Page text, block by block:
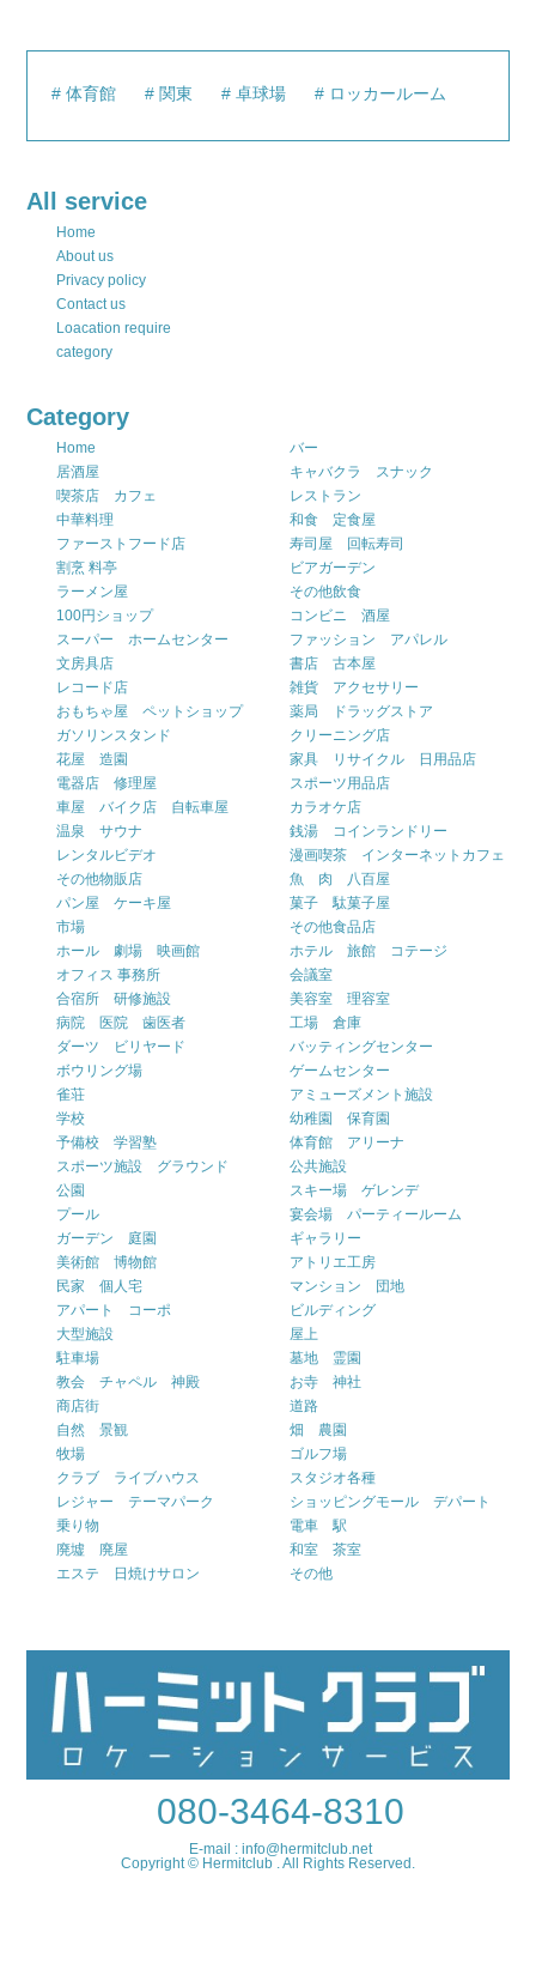
体育館 関東 卓球場 ロッカールーム
All service
Home
About us
Privacy policy
Contact us
Loacation require
category
Category
Home
バー
居酒屋
キャバクラ スナック
喫茶店 カフェ
レストラン
中華料理
和食 定食屋
ファーストフード店
寿司屋 回転寿司
割烹 料亭
ビアガーデン
ラーメン屋
その他飲食
100円ショップ
コンビニ 酒屋
スーパー ホームセンター
ファッション アパレル
文房具店
書店 古本屋
レコード店
雑貨 アクセサリー
おもちゃ屋 ペットショップ
薬局 ドラッグストア
ガソリンスタンド
クリーニング店
花屋 造園
家具 リサイクル 日用品店
電器店 修理屋
スポーツ用品店
車屋 バイク店 自転車屋
カラオケ店
温泉 サウナ
銭湯 コインランドリー
レンタルビデオ
漫画喫茶 インターネットカフェ
その他物販店
魚 肉 八百屋
パン屋 ケーキ屋
菓子 駄菓子屋
市場
その他食品店
ホール 劇場 映画館
ホテル 旅館 コテージ
オフィス 事務所
会議室
合宿所 研修施設
美容室 理容室
病院 医院 歯医者
工場 倉庫
ダーツ ビリヤード
バッティングセンター
ボウリング場
ゲームセンター
雀荘
アミューズメント施設
学校
幼稚園 保育園
予備校 学習塾
体育館 アリーナ
スポーツ施設 グラウンド
公共施設
公園
スキー場 ゲレンデ
プール
宴会場 パーティールーム
ガーデン 庭園
ギャラリー
美術館 博物館
アトリエ工房
民家 個人宅
マンション 団地
アパート コーポ
ビルディング
大型施設
屋上
駐車場
墓地 霊園
教会 チャペル 神殿
お寺 神社
商店街
道路
自然 景観
畑 農園
牧場
ゴルフ場
クラブ ライブハウス
スタジオ各種
レジャー テーマパーク
ショッピングモール デパート
乗り物
電車 駅
廃墟 廃屋
和室 茶室
エステ 日焼けサロン
その他
080-3464-8310
E-mail : info@hermitclub.net
Copyright © Hermitclub . All Rights Reserved.